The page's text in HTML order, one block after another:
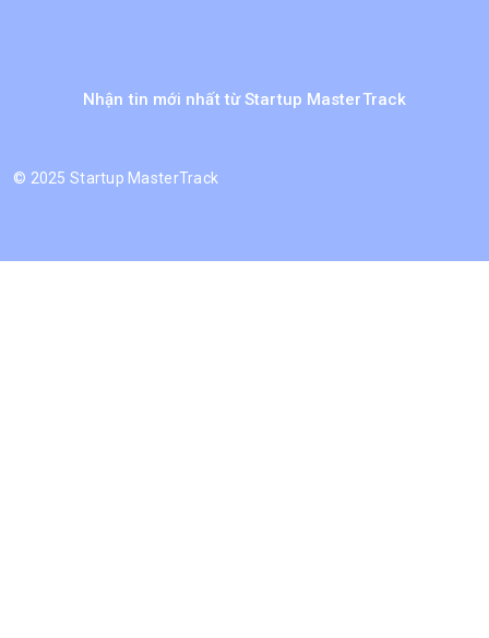
Nhận tin mới nhất từ Startup MasterTrack
© 2025 Startup MasterTrack